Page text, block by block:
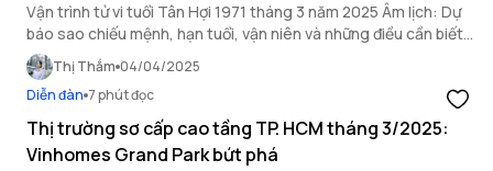
Vận trình tử vi tuổi Tân Hợi 1971 tháng 3 năm 2025 Âm lịch: Dự
báo sao chiếu mệnh, hạn tuổi, vận niên và những điều cần biết
để đón may mắn.
Thị Thắm 04/04/2025
Diễn đàn 7 phút đọc
Thị trường sơ cấp cao tầng TP. HCM tháng 3/2025:
Vinhomes Grand Park bứt phá